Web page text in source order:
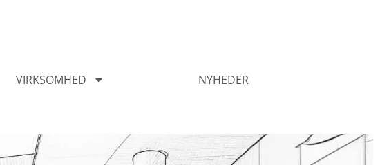
VIRKSOMHED NYHEDER